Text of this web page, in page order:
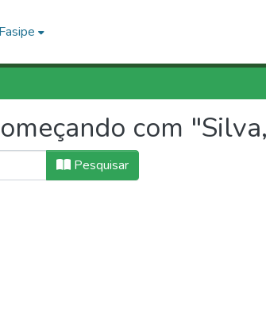
com
Pesquisar